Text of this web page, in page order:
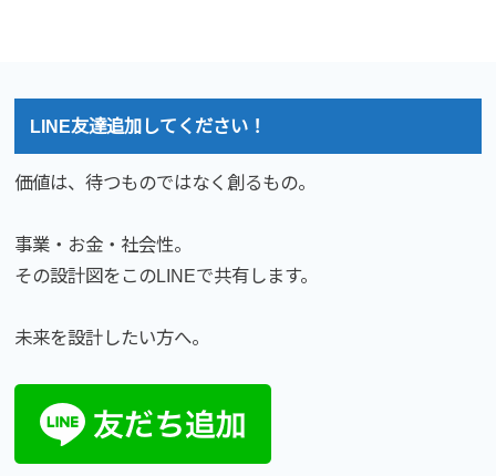
LINE友達追加してください！
価値は、待つものではなく創るもの。
事業・お金・社会性。
その設計図をこのLINEで共有します。
未来を設計したい方へ。